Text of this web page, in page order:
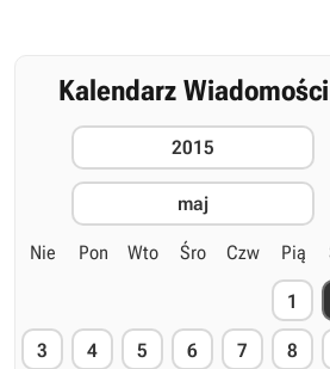
Kalendarz Wiadomości
2015
maj
Nie Pon Wto Śro Czw Pią
1
3 4 5 6 7 8